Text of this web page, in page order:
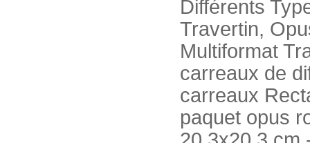
Différents
Travertin,
Multiformat
carreaux de
carreaux
paquet opus